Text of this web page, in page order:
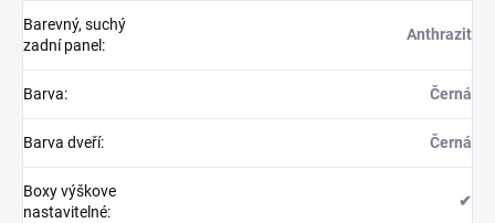
Barevný, suchý
zadní panel :
Anthrazit
Barva: Černá
Barva dveří: Černá
Boxy výškove
nastavitelné:
✔